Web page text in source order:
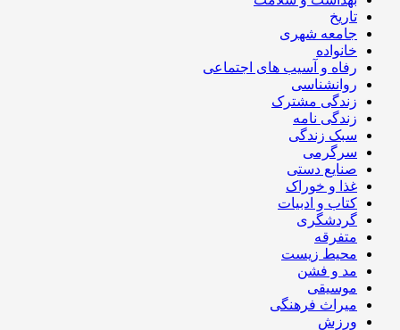
تاریخ
جامعه شهری
خانواده
رفاه و آسیب های اجتماعی
روانشناسی
زندگی مشترک
زندگی نامه
سبک زندگی
سرگرمی
صنایع دستی
غذا و خوراک
کتاب و ادبیات
گردشگری
متفرقه
محیط زیست
مد و فشن
موسیقی
میراث فرهنگی
ورزش